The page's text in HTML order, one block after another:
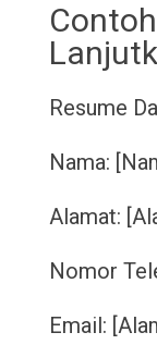
Resume
Nama:
Alamat:
Nomor
Email: